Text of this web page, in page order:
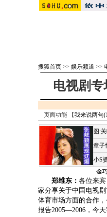
搜狐首页 >> 娱乐频道 >>
电视剧专
页面功能 【我来说两句(
图:
章子
小S
金
郑维东： 各位来
家分享关于中国电视
体育市场方面的合作
报告2005—2006，今